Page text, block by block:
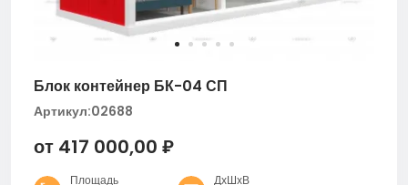
Блок контейнер БК-04 СП
Артикул:02688
от 417 000,00 ₽
Площадь ДхШхВ